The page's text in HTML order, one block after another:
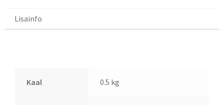
Lisainfo
Kaal 0.5 kg